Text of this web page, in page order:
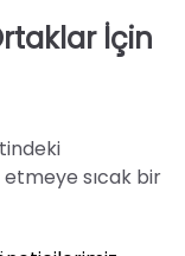
İçin
etmeye sıcak bir